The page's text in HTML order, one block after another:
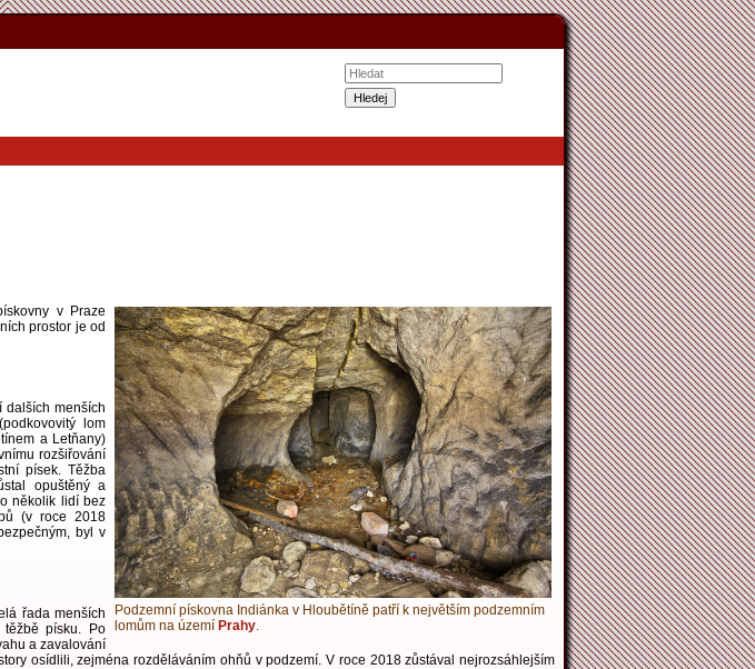
Podzemní pískovna Indiánka v Hloubětíně patří k největším podzemním
lomům na území Prahy.
v Praze
prostor je od
dalších menších
lom
a Letňany)
rozšiřování
písek. Těžba
opuštěný a
několik lidí bez
(v roce 2018
byl v
řada menších
písku. Po
a zavalování
osídlili, zejména rozděláváním ohňů v podzemí. V roce 2018 zůstával nejrozsáhlejším